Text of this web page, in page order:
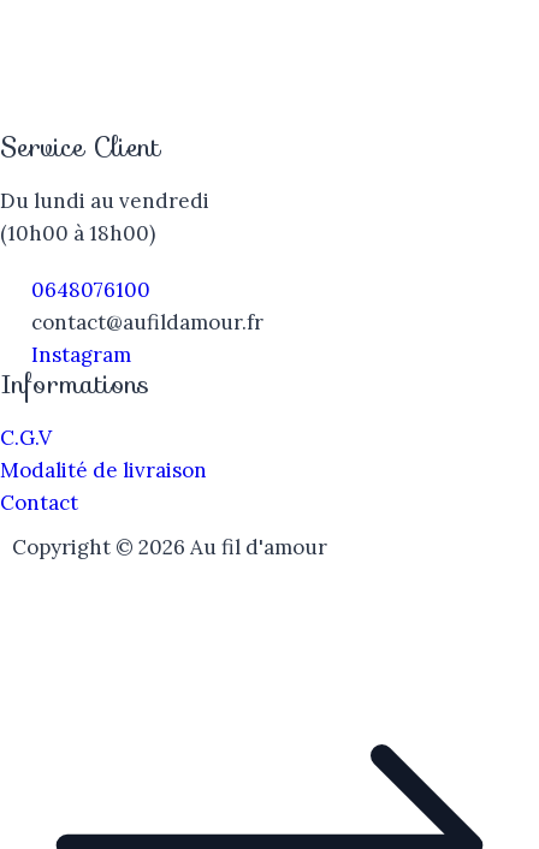
Service Client
Du lundi au vendredi
(10h00 à 18h00)
0648076100
contact@aufildamour.fr
Instagram
Informations
C.G.V
Modalité de livraison
Contact
Copyright © 2026 Au fil d'amour